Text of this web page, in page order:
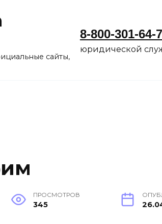
сайты,
8-800-301-64-
юридической
ПРОСМОТРОВ
345